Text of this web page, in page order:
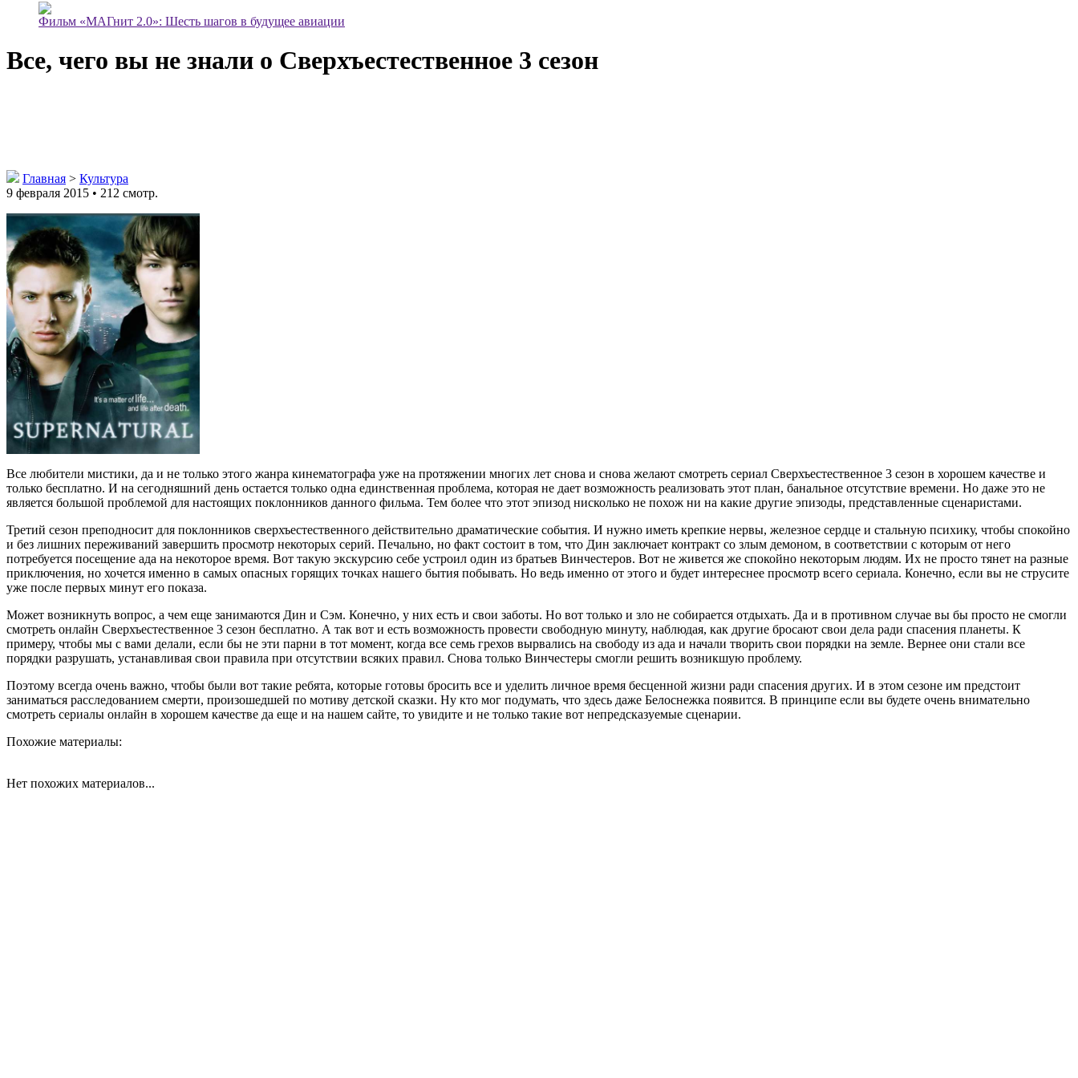
Фильм «МАГнит 2.0»: Шесть шагов в будущее авиации
Все, чего вы не знали о Сверхъестественное 3 сезон
Главная > Культура
9 февраля 2015 • 212 смотр.
Все любители мистики, да и не только этого жанра кинематографа уже на протяжении многих лет снова и снова желают смотреть сериал Сверхъестественное 3 сезон в хорошем качестве и
только бесплатно. И на сегодняшний день остается только одна единственная проблема, которая не дает возможность реализовать этот план, банальное отсутствие времени. Но даже это не
является большой проблемой для настоящих поклонников данного фильма. Тем более что этот эпизод нисколько не похож ни на какие другие эпизоды, представленные сценаристами.
Третий сезон преподносит для поклонников сверхъестественного действительно драматические события. И нужно иметь крепкие нервы, железное сердце и стальную психику, чтобы спокойно
и без лишних переживаний завершить просмотр некоторых серий. Печально, но факт состоит в том, что Дин заключает контракт со злым демоном, в соответствии с которым от него
потребуется посещение ада на некоторое время. Вот такую экскурсию себе устроил один из братьев Винчестеров. Вот не живется же спокойно некоторым людям. Их не просто тянет на разные
приключения, но хочется именно в самых опасных горящих точках нашего бытия побывать. Но ведь именно от этого и будет интереснее просмотр всего сериала. Конечно, если вы не струсите
уже после первых минут его показа.
Может возникнуть вопрос, а чем еще занимаются Дин и Сэм. Конечно, у них есть и свои заботы. Но вот только и зло не собирается отдыхать. Да и в противном случае вы бы просто не смогли
смотреть онлайн Сверхъестественное 3 сезон бесплатно. А так вот и есть возможность провести свободную минуту, наблюдая, как другие бросают свои дела ради спасения планеты. К
примеру, чтобы мы с вами делали, если бы не эти парни в тот момент, когда все семь грехов вырвались на свободу из ада и начали творить свои порядки на земле. Вернее они стали все
порядки разрушать, устанавливая свои правила при отсутствии всяких правил. Снова только Винчестеры смогли решить возникшую проблему.
Поэтому всегда очень важно, чтобы были вот такие ребята, которые готовы бросить все и уделить личное время бесценной жизни ради спасения других. И в этом сезоне им предстоит
заниматься расследованием смерти, произошедшей по мотиву детской сказки. Ну кто мог подумать, что здесь даже Белоснежка появится. В принципе если вы будете очень внимательно
смотреть сериалы онлайн в хорошем качестве да еще и на нашем сайте, то увидите и не только такие вот непредсказуемые сценарии.
Похожие материалы:
Нет похожих материалов...